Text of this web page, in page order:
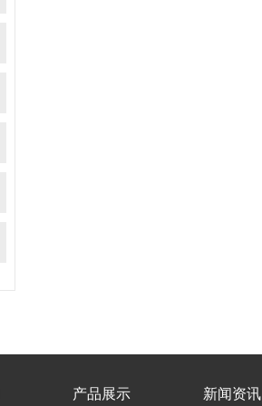
产品展示 新闻资讯